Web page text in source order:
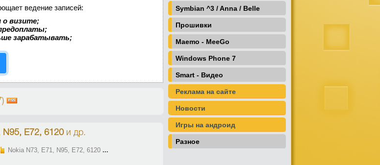
ведение записей:
о визите;
зарабатывать;
N95, E72, 6120и др.
Nokia N73, E71, N95, E72, 6120 ...
Symbian ^3 / Anna / Belle
Прошивки
Maemo - MeeGo
Windows Phone 7
Smart - Видео
Реклама на сайте
Новости
Игры на андроид
Разное